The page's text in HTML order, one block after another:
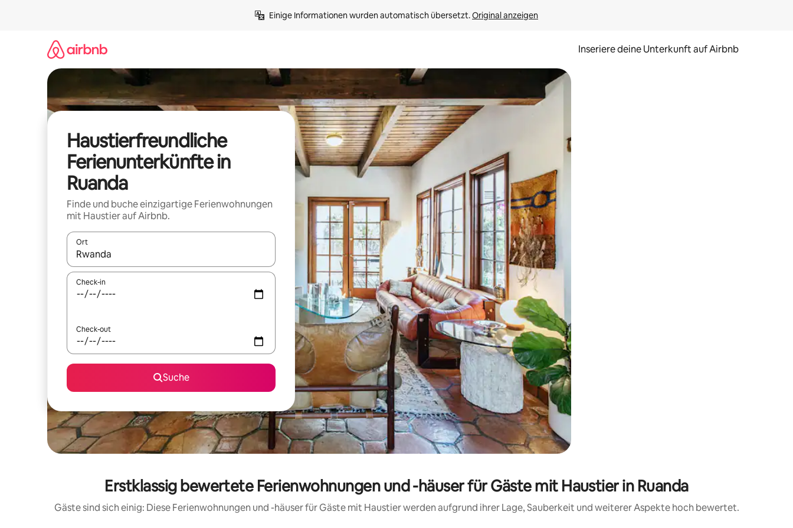
Einige Informationen wurden automatisch übersetzt. Original anzeigen
Inseriere deine Unterkunft auf Airbnb
Haustierfreundliche
Ferienunterkünfte in
Ruanda
Finde und buche einzigartige Ferienwohnungen
mit Haustier auf Airbnb.
Ort
Wenn Ergebnisse verfügbar sind, navigiere mit den Pfeiltasten nach oben und unten oder erkunde die Ergebnisse durch Berühren oder Wischgesten.
Check-in
Check-out
Suche
Erstklassig bewertete Ferienwohnungen und -häuser für Gäste mit Haustier in Ruanda
Gäste sind sich einig: Diese Ferienwohnungen und -häuser für Gäste mit Haustier werden aufgrund ihrer Lage, Sauberkeit und weiterer Aspekte hoch bewertet.